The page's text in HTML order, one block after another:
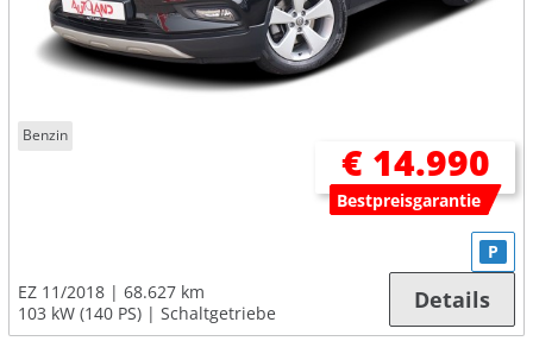
Benzin
€ 14.990
Bestpreisgarantie
EZ 11/2018
68.627 km
103 kW (140 PS)
Schaltgetriebe
P
Details